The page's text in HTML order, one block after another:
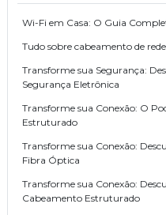
Wi-Fi em Casa: O Guia
Tudo sobre cabeamento de rede
Transforme sua Segurança:
Segurança Eletrônica
Transforme sua Conexão: O
Estruturado
Transforme sua Conexão:
Fibra Óptica
Transforme sua Conexão:
Cabeamento Estruturado